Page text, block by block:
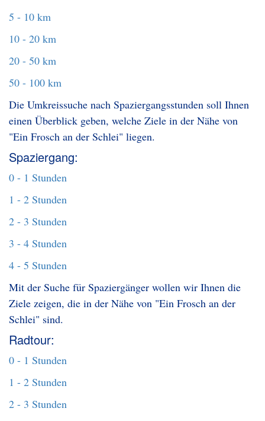
5 - 10 km
10 - 20 km
20 - 50 km
50 - 100 km
Die Umkreissuche nach Spaziergangsstunden soll Ihnen
einen Überblick geben, welche Ziele in der Nähe von
"Ein Frosch an der Schlei" liegen.
Spaziergang:
0 - 1 Stunden
1 - 2 Stunden
2 - 3 Stunden
3 - 4 Stunden
4 - 5 Stunden
Mit der Suche für Spaziergänger wollen wir Ihnen die
Ziele zeigen, die in der Nähe von "Ein Frosch an der
Schlei" sind.
Radtour:
0 - 1 Stunden
1 - 2 Stunden
2 - 3 Stunden